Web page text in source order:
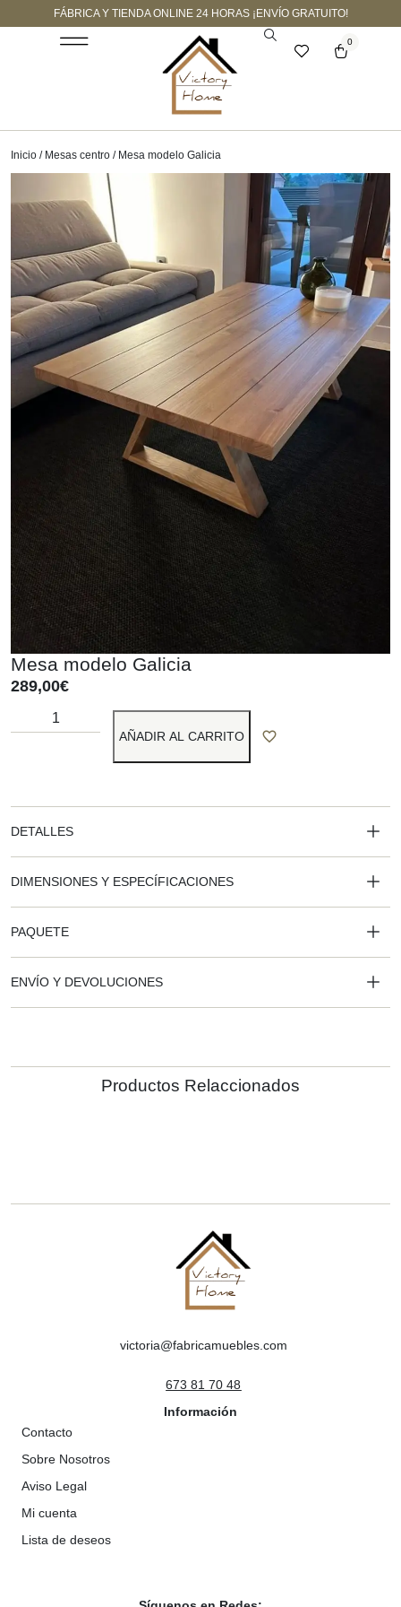
FÁBRICA Y TIENDA ONLINE 24 HORAS ¡ENVÍO GRATUITO!
0
Inicio / Mesas centro / Mesa modelo Galicia
Mesa modelo Galicia
289,00€
AÑADIR AL CARRITO
DETALLES
DIMENSIONES Y ESPECÍFICACIONES
PAQUETE
ENVÍO Y DEVOLUCIONES
Productos Relaccionados
victoria@fabricamuebles.com
673 81 70 48
Información
Contacto
Sobre Nosotros
Aviso Legal
Mi cuenta
Lista de deseos